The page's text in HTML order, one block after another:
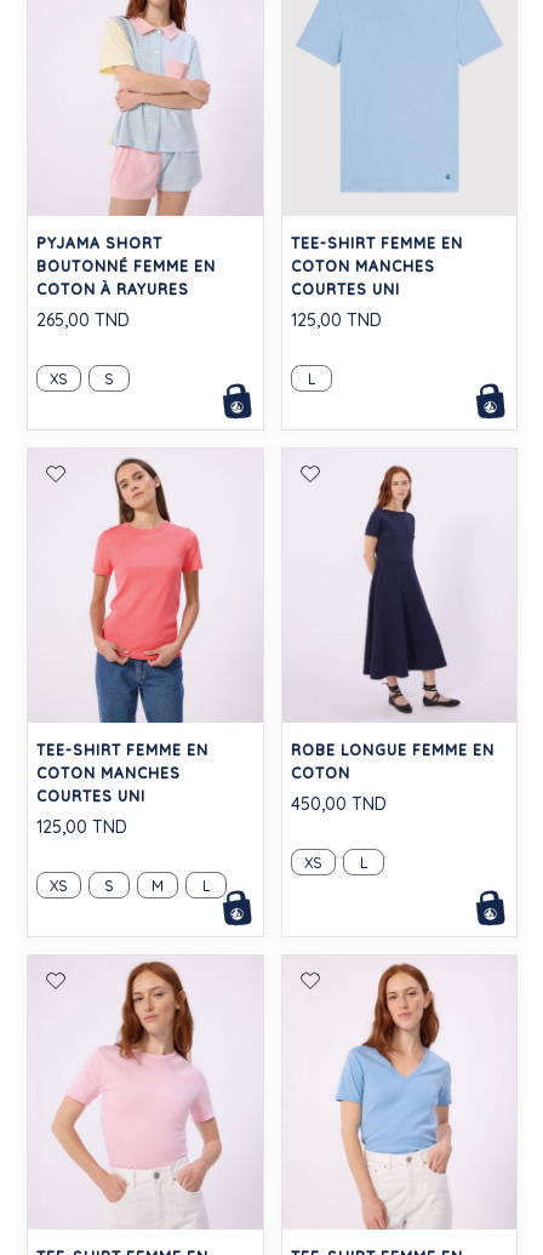
PYJAMA SHORT
BOUTONNÉ FEMME EN
COTON À RAYURES
265,00 TND
XS S
TEE-SHIRT FEMME EN
COTON MANCHES
COURTES UNI
125,00 TND
L
TEE-SHIRT FEMME EN
COTON MANCHES
COURTES UNI
125,00 TND
XS S M L
ROBE LONGUE FEMME EN
COTON
450,00 TND
XS L